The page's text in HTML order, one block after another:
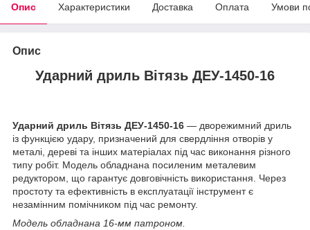
Опис Характеристики Доставка Оплата Умови
Опис
Ударний дриль Вітязь ДЕУ-1450-16
Ударний дриль Вітязь ДЕУ-1450-16 — дворежимний дриль
із функцією удару, призначений для свердління отворів у
металі, дереві та інших матеріалах під час виконання різного
типу робіт. Модель обладнана посиленим металевим
редуктором, що гарантує довговічність використання. Через
простоту та ефективність в експлуатації інструмент є
незамінним помічником під час ремонту.
Модель обладнана 16-мм патроном.